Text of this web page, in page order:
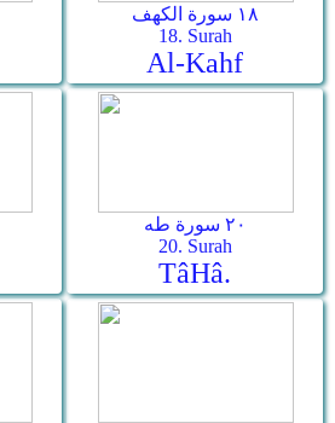
١٨ سورة الكهف
18. Surah
Al-Kahf
٢٠ سورة طه
20. Surah
Tâ­Hâ.